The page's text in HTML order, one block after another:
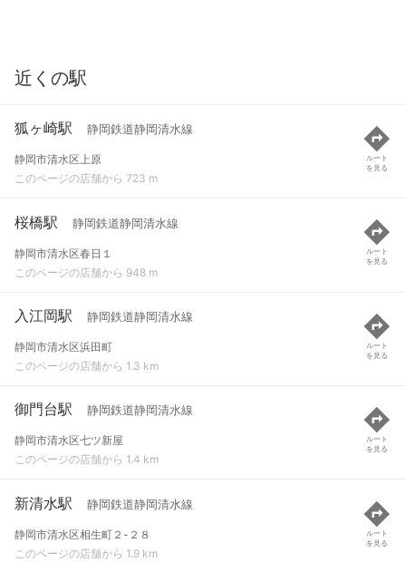
近くの駅
狐ヶ崎駅 静岡鉄道静岡清水線
静岡市清水区上原
このページの店舗から 723 m
ルート
を見る
桜橋駅 静岡鉄道静岡清水線
静岡市清水区春日１
このページの店舗から 948 m
ルート
を見る
入江岡駅 静岡鉄道静岡清水線
静岡市清水区浜田町
このページの店舗から 1.3 km
ルート
を見る
御門台駅 静岡鉄道静岡清水線
静岡市清水区七ツ新屋
このページの店舗から 1.4 km
ルート
を見る
新清水駅 静岡鉄道静岡清水線
静岡市清水区相生町２-２８
このページの店舗から 1.9 km
ルート
を見る